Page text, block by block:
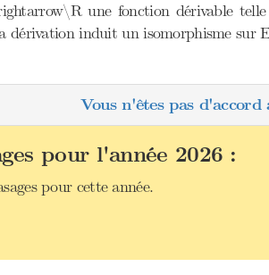
une fonction dérivable
induit un isomorphisme sur
Vous n'êtes pas d'accord
pour l'année 2026 :
pour cette année.